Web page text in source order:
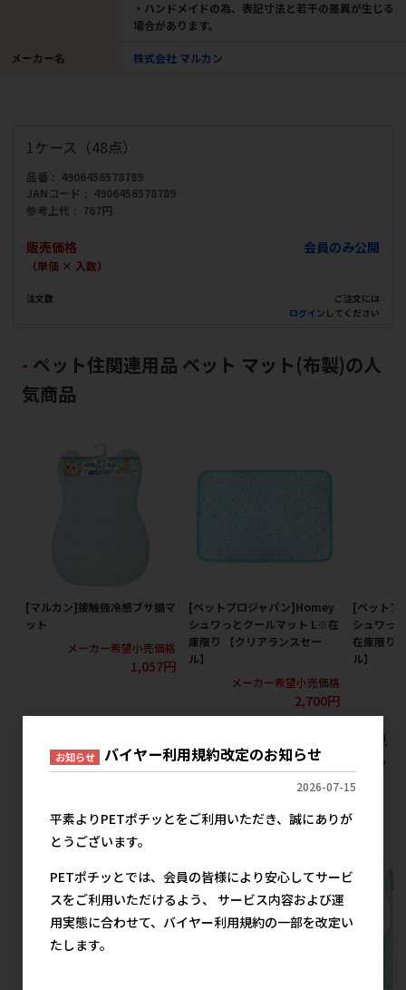
・ハンドメイドの為、表記寸法と若干の差異が生じる
場合があります。
メーカー名 株式会社 マルカン
1ケース（48点）
品番
4906456578789
JANコード
4906456578789
参考上代
767円
販売価格
（単価 × 入数）
会員のみ公開
注文数
ご注文には
ログイン してください
ペット住関連用品 ベット マット(布製)の人
気商品
[マルカン]接触強冷感ブサ猫マ
ット
メーカー希望小売価格
1,057円
[ペットプロジャパン]Homey
シュワっとクールマット L※在
庫限り 【クリアランスセー
ル】
メーカー希望小売価格
2,700円
[ペットプ
シュワっ
在庫限り
ル】
すべてのペット住関連用品 ベット マット(布製)の人気商品を見
る
マルカンの人気商品
お知らせ バイヤー利用規約改定のお知らせ
2026-07-15
平素よりPETポチッとをご利用いただき、誠にありが
とうございます。
PETポチッとでは、会員の皆様により安心してサービ
スをご利用いただけるよう、 サービス内容および運
用実態に合わせて、バイヤー利用規約の一部を改定い
たします。